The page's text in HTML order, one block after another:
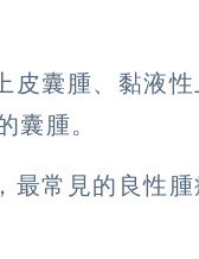
皮囊腫、黏液
囊腫。
最常見的良性